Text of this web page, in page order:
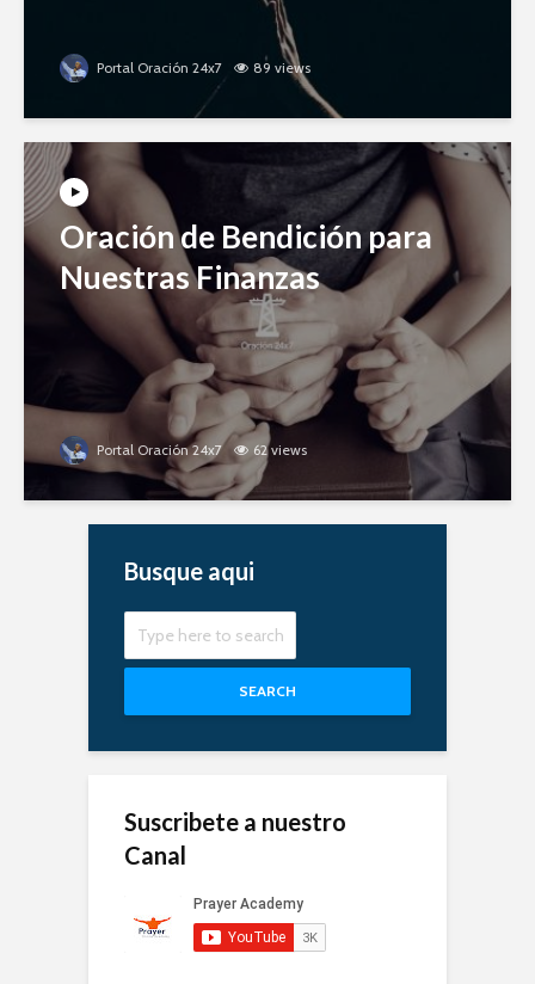
Portal Oración 24x7 89 views
Oración de Bendición para
Nuestras Finanzas
Portal Oración 24x7 62 views
Busque aqui
SEARCH
Suscribete a nuestro
Canal